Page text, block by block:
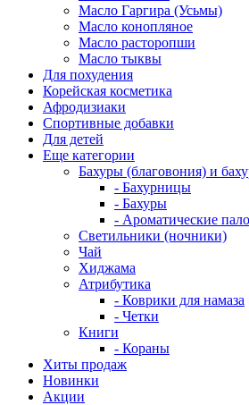
Масло Гаргира (Усьмы)
Масло конопляное
Масло расторопши
Масло тыквы
Для похудения
Корейская косметика
Афродизиаки
Спортивные добавки
Для детей
Еще категории
Бахуры (благовония) и
- Бахурницы
- Бахуры
- Ароматические
Светильники (ночники)
Чай
Хиджама
Атрибутика
- Коврики для намаза
- Четки
Книги
- Кораны
Хиты продаж
Новинки
Акции